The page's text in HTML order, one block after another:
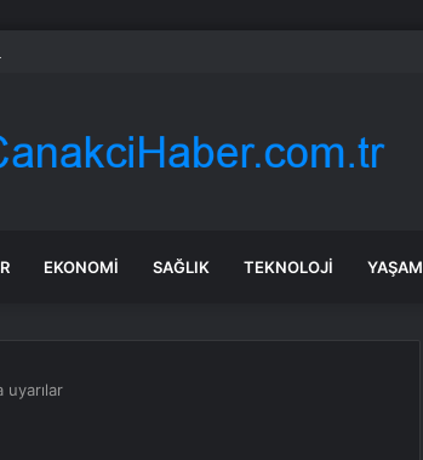
Operasyonu: 1.7 Milyon Hap Ele Geçirildi
EKONOMI SAĞLIK TEKNOLOJI YAŞAM
uyarılar